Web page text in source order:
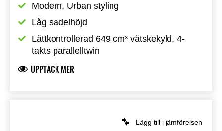
Modern, Urban styling
Låg sadelhöjd
Lättkontrollerad 649 cm³ vätskekyld, 4-
takts parallelltwin
UPPTÄCK MER
Lägg till i jämförelsen